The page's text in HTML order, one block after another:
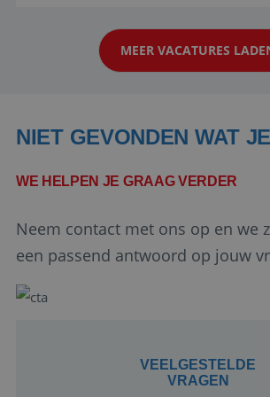
klanten te overtuigen om die
boeken! ...
MEER VACATURES
NIET GEVONDEN WAT
WE HELPEN JE GRAAG VERDER
Neem contact met ons op en we
een passend antwoord op jouw
VEELGESTELDE
VRAGEN
Google Privacy Policy